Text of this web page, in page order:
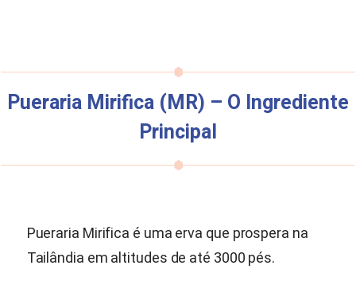
Pueraria Mirifica (MR) – O Ingrediente
Principal
Pueraria Mirifica é uma erva que prospera na
Tailândia em altitudes de até 3000 pés.